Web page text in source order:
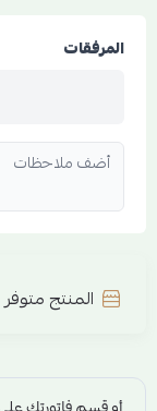
المرفقات
المنتج متوفر